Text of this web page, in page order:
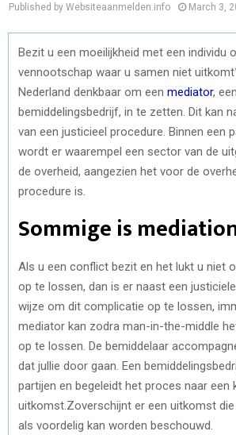
Published by Websiteaanmelden.info March 3,
Bezit u een moeilijkheid met een individu
vennootschap waar u samen niet
Nederland denkbaar om een mediator,
bemiddelingsbedrijf, in te zetten. Dit kan
van een justicieel procedure. Binnen een
wordt er waarempel een sector van de
de overheid, aangezien het voor de
procedure is.
Sommige is
Als u een conflict bezit en het lukt u niet
op te lossen, dan is er naast een
wijze om dit complicatie op te lossen,
mediator kan zodra man-in-the-middle
op te lossen. De bemiddelaar
dat jullie door gaan. Een
partijen en begeleidt het proces naar een
uitkomst.Zoverschijnt er een uitkomst
als voordelig kan worden beschouwd.